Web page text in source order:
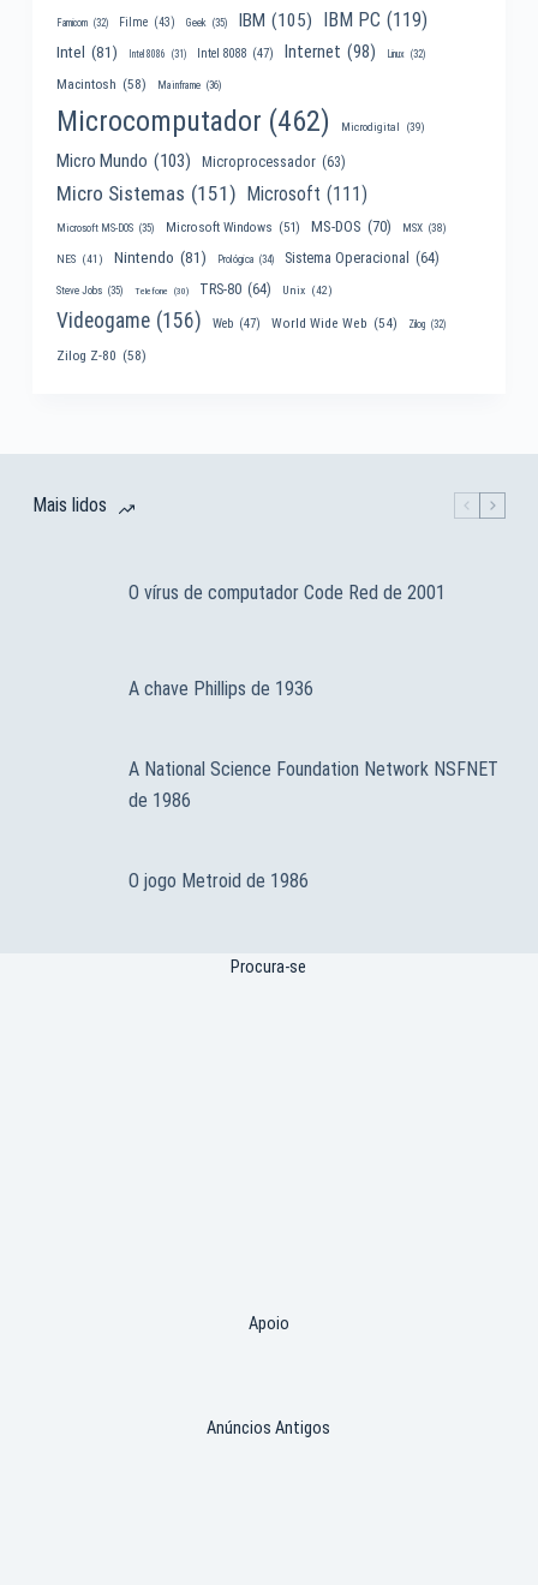
Famicom (32) Filme (43) Geek (35) IBM (105) IBM PC (119)
Intel (81) Intel 8086 (31) Intel 8088 (47) Internet (98) Linux (32)
Macintosh (58) Mainframe (36)
Microcomputador (462) Microdigital (39)
Micro Mundo (103) Microprocessador (63)
Micro Sistemas (151) Microsoft (111)
Microsoft MS-DOS (35) Microsoft Windows (51) MS-DOS (70) MSX (38)
NES (41) Nintendo (81) Prológica (34) Sistema Operacional (64)
Steve Jobs (35) Telefone (30) TRS-80 (64) Unix (42)
Videogame (156) Web (47) World Wide Web (54) Zilog (32)
Zilog Z-80 (58)
Mais lidos
O vírus de computador Code Red de 2001
A chave Phillips de 1936
A National Science Foundation Network NSFNET
de 1986
O jogo Metroid de 1986
Procura-se
Apoio
Anúncios Antigos